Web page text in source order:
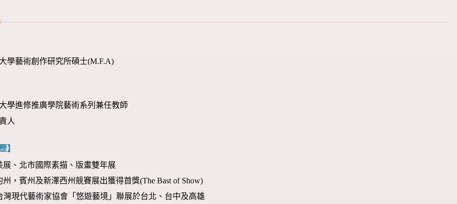
學藝術創作研究所碩士(M.F.A)
學進修推廣學院藝術系列兼任教師
人
】
展、北市國際素描、版畫雙年展
，賓州及新澤西州競賽展出獲得首獎(The Bast of Show)
灣現代藝術家協會「悠遊藝境」聯展於台北、台中及高雄